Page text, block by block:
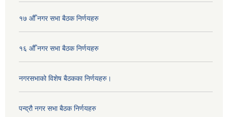
१७ औँ नगर सभा बैठक निर्णयहरु
१६ औँ नगर सभा बैठक निर्णयहरु
नगरसभाको विशेष बैठकका निर्णयहरु।
पन्द्रौ नगर सभा बैठक निर्णयहरु